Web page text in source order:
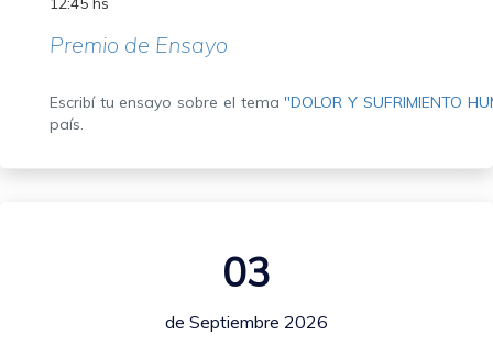
Premio de Ensayo
Escribí tu ensayo sobre el tema "DOLOR Y SUFRIMIENTO
país.
03
de Septiembre 2026